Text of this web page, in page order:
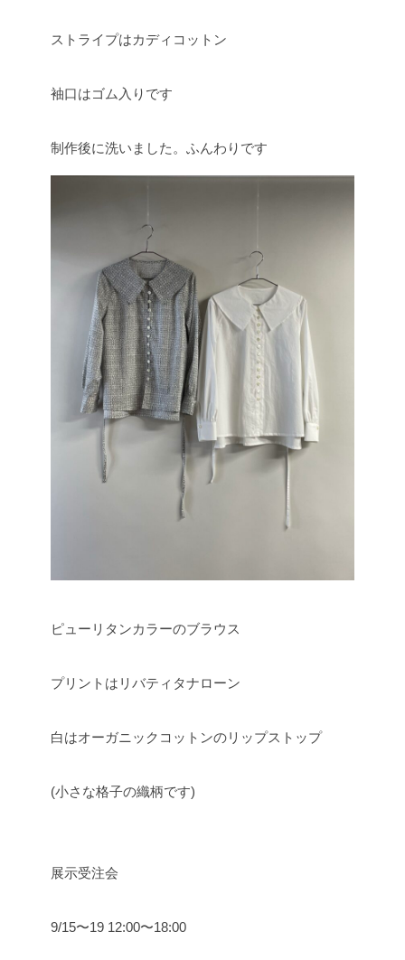
ストライプはカディコットン
袖口はゴム入りです
制作後に洗いました。ふんわりです
ピューリタンカラーのブラウス
プリントはリバティタナローン
白はオーガニックコットンのリップストップ
(小さな格子の織柄です)
展示受注会
9/15〜19 12:00〜18:00